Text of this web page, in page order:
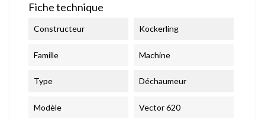
Fiche technique
Constructeur Kockerling
Famille Machine
Type Déchaumeur
Modèle Vector 620